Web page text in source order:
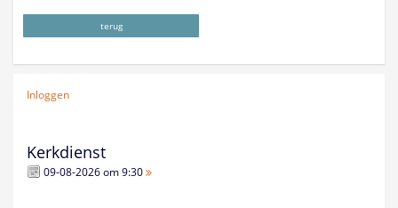
terug
Inloggen
Kerkdienst
09-08-2026 om 9:30